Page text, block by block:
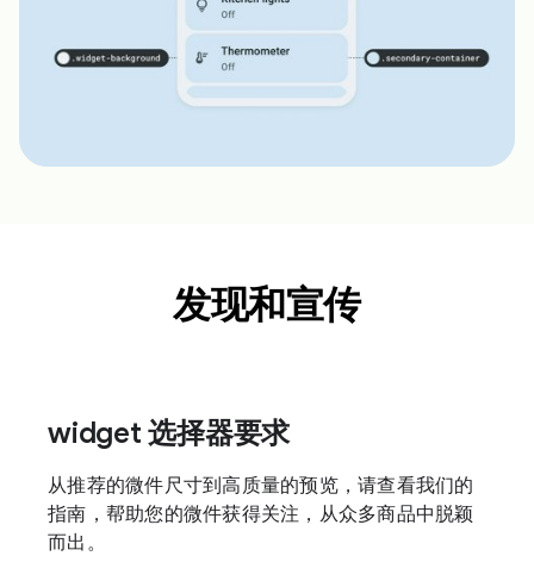
发现和宣传
widget 选择器要求
从推荐的微件尺寸到高质量的预览，请查看我们的
指南，帮助您的微件获得关注，从众多商品中脱颖
而出。